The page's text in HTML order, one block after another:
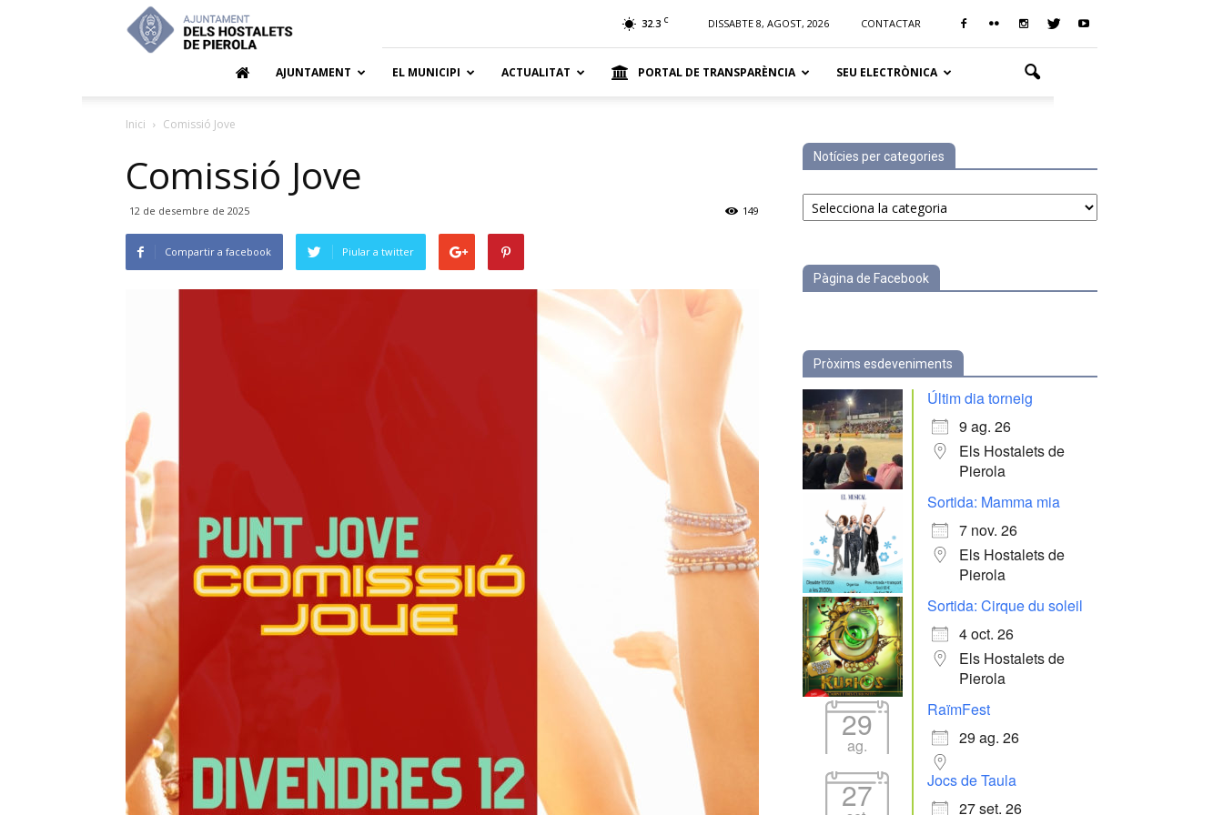
Hostalets
de
32.3 C DISSABTE 8, AGOST, 2026 CONTACTAR
AJUNTAMENT EL MUNICIPI ACTUALITAT PORTAL DE TRANSPARÈNCIA SEU ELECTRÒNICA
Inici Comissió Jove
Comissió Jove
12 de desembre de 2025 149
Compartir a facebook Piular a twitter
Notícies per categories
Notícies
per
Pàgina de Facebook
Pròxims esdeveniments
Últim dia torneig
9 ag. 26
Els Hostalets de
Pierola
Sortida: Mamma mia
7 nov. 26
Els Hostalets de
Pierola
Sortida: Cirque du soleil
4 oct. 26
Els Hostalets de
Pierola
29
ag.
RaïmFest
29 ag. 26
27
Jocs de Taula
27 set. 26